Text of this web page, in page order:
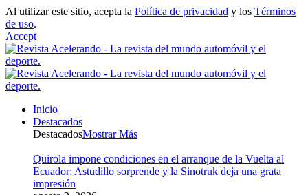
Al utilizar este sitio, acepta la Política de privacidad y los Términos
de uso.
Accept
Inicio
Destacados
DestacadosMostrar Más
Quirola impone condiciones en el arranque de la Vuelta al
Ecuador; Astudillo sorprende y la Sinotruk deja una grata
impresión